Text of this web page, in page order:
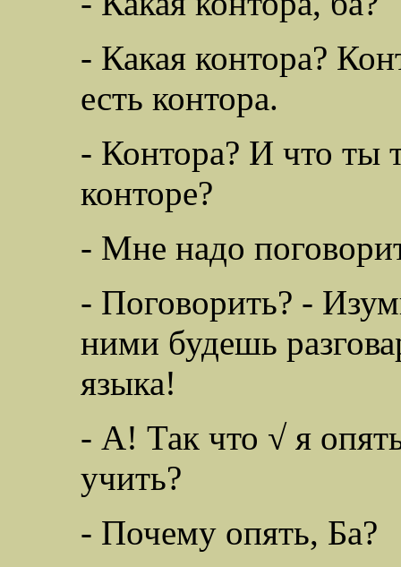
- Какая контора?
есть контора.
- Контора? И что ты
конторе?
- Мне надо
- Поговорить? -
ними будешь
языка!
- А! Так что √ я
учить?
- Почему опять, Ба?